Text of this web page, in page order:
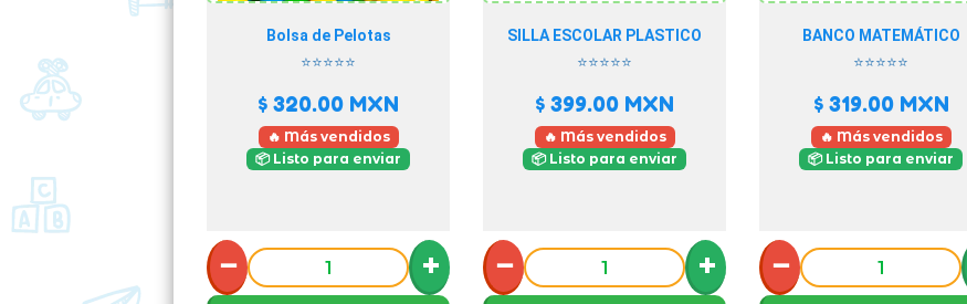
Bolsa de Pelotas
⭐⭐⭐⭐⭐
$ 320.00 MXN
🔥 Más vendidos
📦 Listo para enviar
− +
SILLA ESCOLAR PLASTICO
⭐⭐⭐⭐⭐
$ 399.00 MXN
🔥 Más vendidos
📦 Listo para enviar
− +
BANCO MATEMÁTICO
⭐⭐⭐⭐⭐
$ 319.00MXN
🔥 Más vendidos
📦 Listo para enviar
−